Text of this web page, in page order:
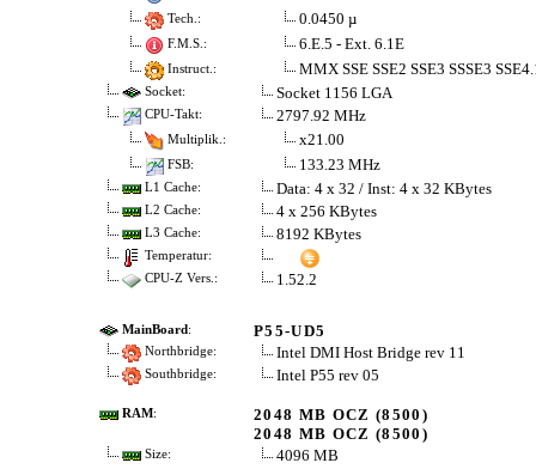
Tech.: 0.0450 µ
F.M.S.: 6.E.5 - Ext. 6.1E
Instruct.: MMX SSE SSE2 SSE3 SSSE3
Socket: Socket 1156 LGA
CPU-Takt: 2797.92 MHz
Multiplik.: x21.00
FSB: 133.23 MHz
L1 Cache: Data: 4 x 32 / Inst: 4 x 32 KBytes
L2 Cache: 4 x 256 KBytes
L3 Cache: 8192 KBytes
Temperatur:
CPU-Z Vers.:
1.52.2
MainBoard: P55-UD5
Northbridge: Intel DMI Host Bridge rev 11
Southbridge: Intel P55 rev 05
RAM:
2048 MB OCZ (8500)
2048 MB OCZ (8500)
Size: 4096 MB